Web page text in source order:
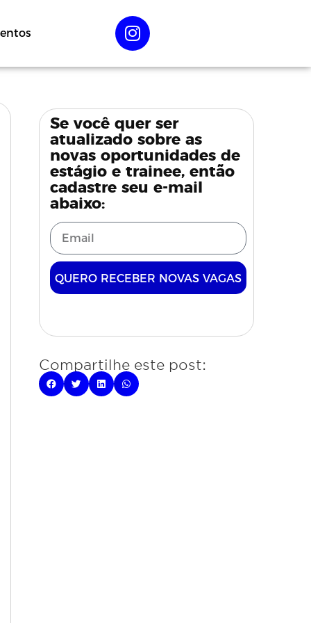
Se você quer ser
atualizado sobre as
novas oportunidades de
estágio e trainee, então
cadastre seu e-mail
abaixo:
QUERO RECEBER NOVAS VAGAS
Compartilhe este post: